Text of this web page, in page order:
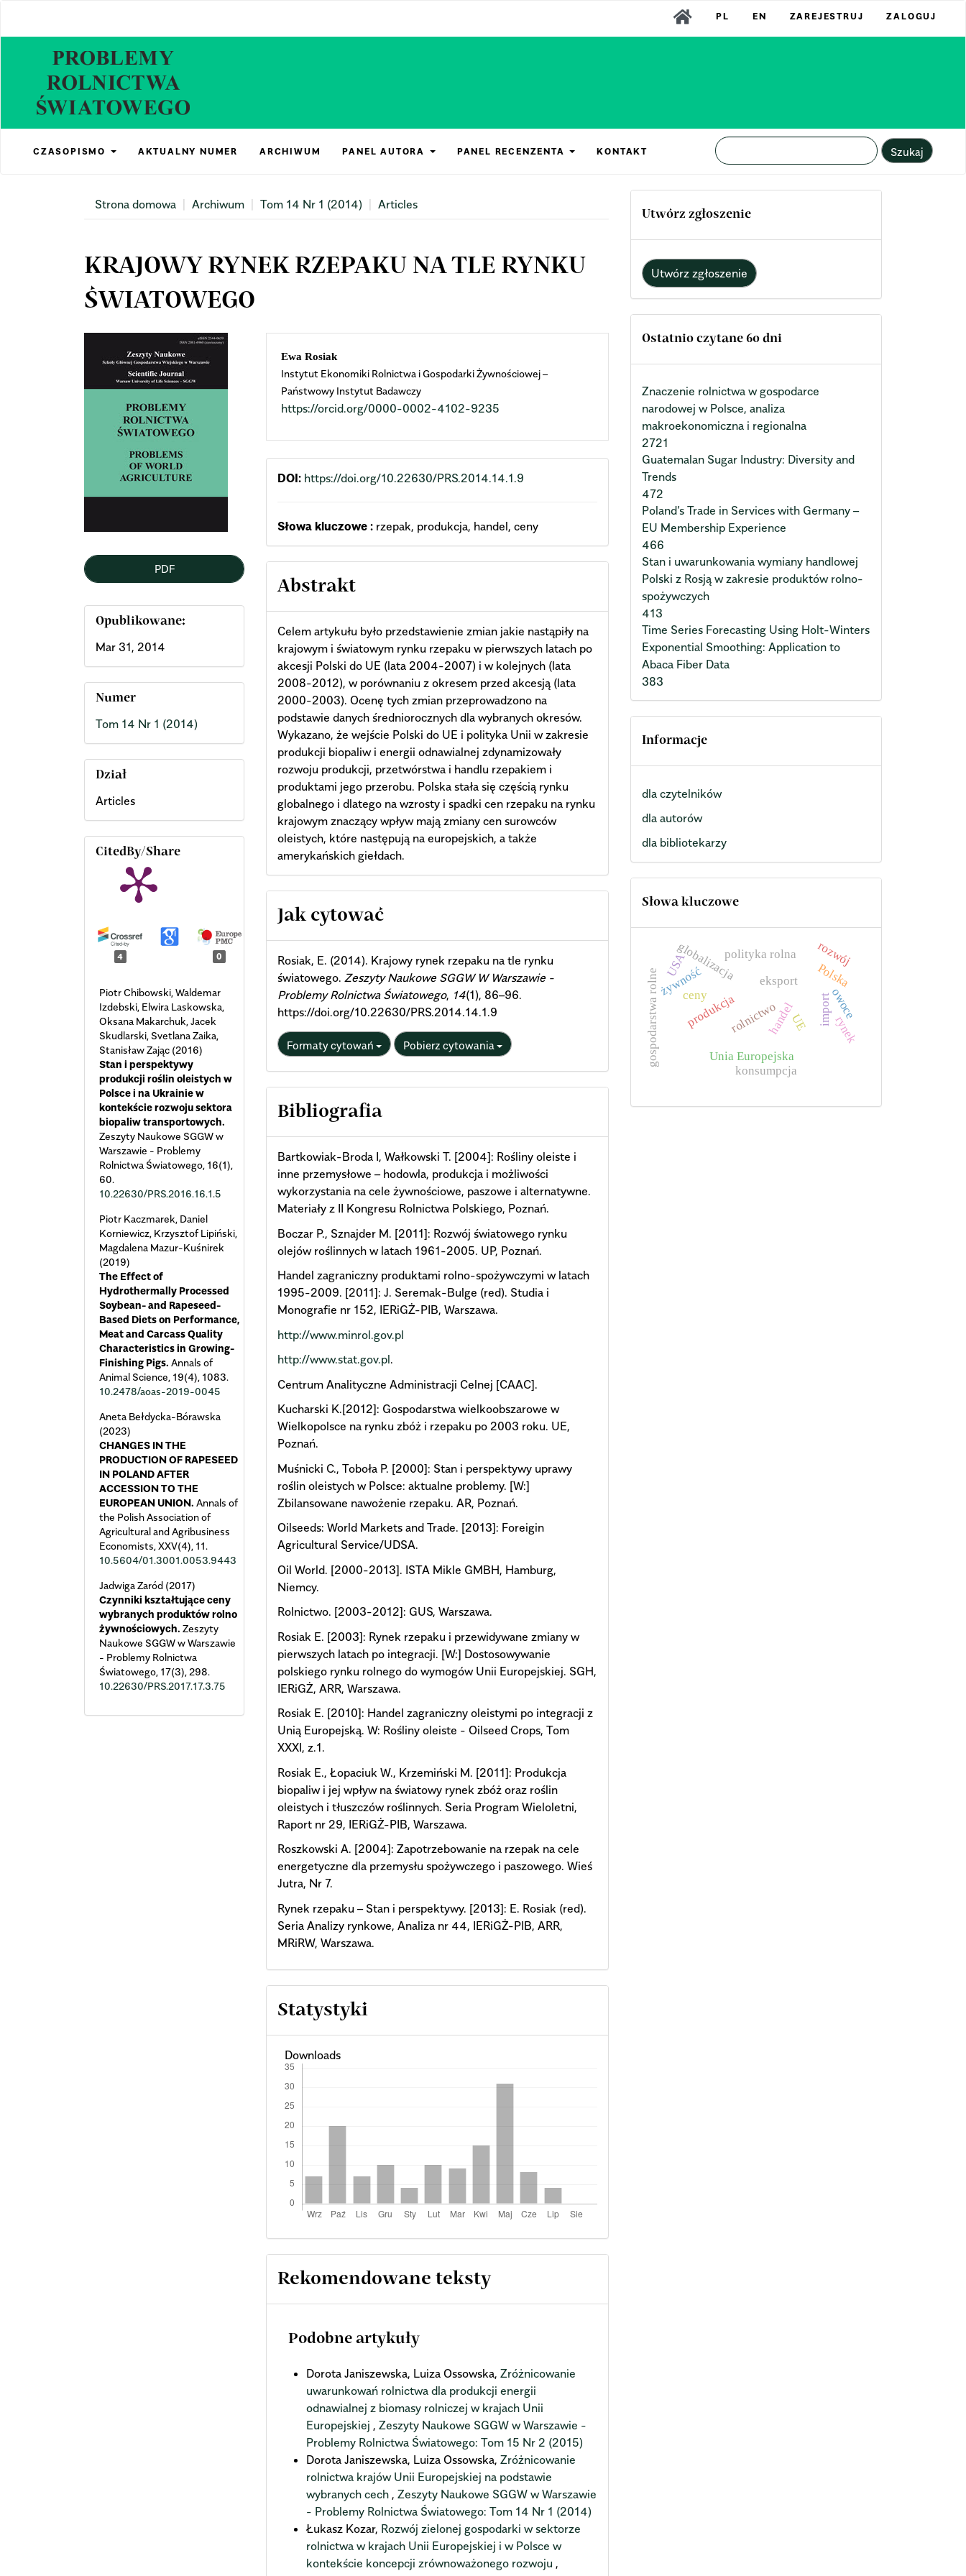
Content
Sidebar
PL EN ZAREJESTRUJ ZALOGUJ
CZASOPISMO AKTUALNY NUMER ARCHIWUM PANEL AUTORA PANEL RECENZENTA KONTAKT Szukaj
Strona domowa Archiwum Tom 14 Nr 1 (2014) Articles
KRAJOWY RYNEK RZEPAKU NA TLE RYNKU
ŚWIATOWEGO
Article
Sidebar
PDF
Opublikowane:
Mar 31, 2014
Numer
Tom 14 Nr 1 (2014)
Dział
Articles
CitedBy/Share
4 0
Piotr Chibowski, Waldemar
Izdebski, Elwira Laskowska,
Oksana Makarchuk, Jacek
Skudlarski, Svetlana Zaika,
Stanisław Zając (2016)
Stan i perspektywy
produkcji roślin oleistych w
Polsce i na Ukrainie w
kontekście rozwoju sektora
biopaliw transportowych.
Zeszyty Naukowe SGGW w
Warszawie - Problemy
Rolnictwa Światowego, 16(1),
60.
10.22630/PRS.2016.16.1.5
Piotr Kaczmarek, Daniel
Korniewicz, Krzysztof Lipiński,
Magdalena Mazur-Kuśnirek
(2019)
The Effect of
Hydrothermally Processed
Soybean- and Rapeseed-
Based Diets on Performance,
Meat and Carcass Quality
Characteristics in Growing-
Finishing Pigs. Annals of
Animal Science, 19(4), 1083.
10.2478/aoas-2019-0045
Aneta Bełdycka-Bórawska
(2023)
CHANGES IN THE
PRODUCTION OF RAPESEED
IN POLAND AFTER
ACCESSION TO THE
EUROPEAN UNION. Annals of
the Polish Association of
Agricultural and Agribusiness
Economists, XXV(4), 11.
10.5604/01.3001.0053.9443
Jadwiga Zaród (2017)
Czynniki kształtujące ceny
wybranych produktów rolno
żywnościowych. Zeszyty
Naukowe SGGW w Warszawie
- Problemy Rolnictwa
Światowego, 17(3), 298.
10.22630/PRS.2017.17.3.75
Main
Article
Content
Ewa Rosiak
Instytut Ekonomiki Rolnictwa i Gospodarki Żywnościowej –
Państwowy Instytut Badawczy
https://orcid.org/0000-0002-4102-9235
DOI: https://doi.org/10.22630/PRS.2014.14.1.9
Słowa kluczowe : rzepak, produkcja, handel, ceny
Abstrakt
Celem artykułu było przedstawienie zmian jakie nastąpiły na
krajowym i światowym rynku rzepaku w pierwszych latach po
akcesji Polski do UE (lata 2004-2007) i w kolejnych (lata
2008-2012), w porównaniu z okresem przed akcesją (lata
2000-2003). Ocenę tych zmian przeprowadzono na
podstawie danych średniorocznych dla wybranych okresów.
Wykazano, że wejście Polski do UE i polityka Unii w zakresie
produkcji biopaliw i energii odnawialnej zdynamizowały
rozwoju produkcji, przetwórstwa i handlu rzepakiem i
produktami jego przerobu. Polska stała się częścią rynku
globalnego i dlatego na wzrosty i spadki cen rzepaku na rynku
krajowym znaczący wpływ mają zmiany cen surowców
oleistych, które następują na europejskich, a także
amerykańskich giełdach.
Article
Details
Jak cytować
Rosiak, E. (2014). Krajowy rynek rzepaku na tle rynku
światowego.Zeszyty Naukowe SGGW W Warszawie -
Problemy Rolnictwa Światowego, 14(1), 86–96.
https://doi.org/10.22630/PRS.2014.14.1.9
Formaty cytowań Pobierz cytowania
Bibliografia
Bartkowiak-Broda I, Wałkowski T. [2004]: Rośliny oleiste i
inne przemysłowe – hodowla, produkcja i możliwości
wykorzystania na cele żywnościowe, paszowe i alternatywne.
Materiały z II Kongresu Rolnictwa Polskiego, Poznań.
Boczar P., Sznajder M. [2011]: Rozwój światowego rynku
olejów roślinnych w latach 1961-2005. UP, Poznań.
Handel zagraniczny produktami rolno-spożywczymi w latach
1995-2009. [2011]: J. Seremak-Bulge (red). Studia i
Monografie nr 152, IERiGŻ-PIB, Warszawa.
http://www.minrol.gov.pl
http://www.stat.gov.pl.
Centrum Analityczne Administracji Celnej [CAAC].
Kucharski K.[2012]: Gospodarstwa wielkoobszarowe w
Wielkopolsce na rynku zbóż i rzepaku po 2003 roku. UE,
Poznań.
Muśnicki C., Toboła P. [2000]: Stan i perspektywy uprawy
roślin oleistych w Polsce: aktualne problemy. [W:]
Zbilansowane nawożenie rzepaku. AR, Poznań.
Oilseeds: World Markets and Trade. [2013]: Foreigin
Agricultural Service/UDSA.
Oil World. [2000-2013]. ISTA Mikle GMBH, Hamburg,
Niemcy.
Rolnictwo. [2003-2012]: GUS, Warszawa.
Rosiak E. [2003]: Rynek rzepaku i przewidywane zmiany w
pierwszych latach po integracji. [W:] Dostosowywanie
polskiego rynku rolnego do wymogów Unii Europejskiej. SGH,
IERiGŻ, ARR, Warszawa.
Rosiak E. [2010]: Handel zagraniczny oleistymi po integracji z
Unią Europejską. W: Rośliny oleiste - Oilseed Crops, Tom
XXXI, z.1.
Rosiak E., Łopaciuk W., Krzemiński M. [2011]: Produkcja
biopaliw i jej wpływ na światowy rynek zbóż oraz roślin
oleistych i tłuszczów roślinnych. Seria Program Wieloletni,
Raport nr 29, IERiGŻ-PIB, Warszawa.
Roszkowski A. [2004]: Zapotrzebowanie na rzepak na cele
energetyczne dla przemysłu spożywczego i paszowego. Wieś
Jutra, Nr 7.
Rynek rzepaku – Stan i perspektywy. [2013]: E. Rosiak (red).
Seria Analizy rynkowe, Analiza nr 44, IERiGŻ-PIB, ARR,
MRiRW, Warszawa.
Statystyki
Downloads
Rekomendowane teksty
Podobne artykuły
Dorota Janiszewska, Luiza Ossowska,Zróżnicowanie
uwarunkowań rolnictwa dla produkcji energii
odnawialnej z biomasy rolniczej w krajach Unii
Europejskiej,Zeszyty Naukowe SGGW w Warszawie -
Problemy Rolnictwa Światowego: Tom 15 Nr 2 (2015)
Dorota Janiszewska, Luiza Ossowska,Zróżnicowanie
rolnictwa krajów Unii Europejskiej na podstawie
wybranych cech,Zeszyty Naukowe SGGW w Warszawie
- Problemy Rolnictwa Światowego: Tom 14 Nr 1 (2014)
Łukasz Kozar, Rozwój zielonej gospodarki w sektorze
rolnictwa w krajach Unii Europejskiej i w Polsce w
kontekście koncepcji zrównoważonego rozwoju,
Utwórz zgłoszenie
Utwórz zgłoszenie
Ostatnio czytane 60 dni
Znaczenie rolnictwa w gospodarce
narodowej w Polsce, analiza
makroekonomiczna i regionalna
2721
Guatemalan Sugar Industry: Diversity and
Trends
472
Poland’s Trade in Services with Germany –
EU Membership Experience
466
Stan i uwarunkowania wymiany handlowej
Polski z Rosją w zakresie produktów rolno-
spożywczych
413
Time Series Forecasting Using Holt-Winters
Exponential Smoothing: Application to
Abaca Fiber Data
383
Informacje
dla czytelników
dla autorów
dla bibliotekarzy
Słowa kluczowe
Unia Europejska
rolnictwo
eksport
import
produkcja
Polska
globalizacja
ceny
polityka rolna
UE
konsumpcja
handel rynek
żywność
owoce
gospodarstwa rolne
rozwój
USA